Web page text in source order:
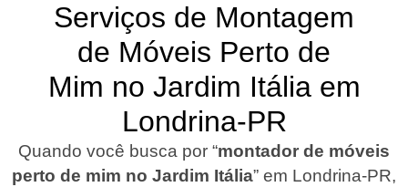
Serviços de Montagem
de Móveis Perto de
Mim no Jardim Itália em
Londrina-PR
Quando você busca por “montador de móveis
perto de mim no Jardim Itália” em Londrina-PR,